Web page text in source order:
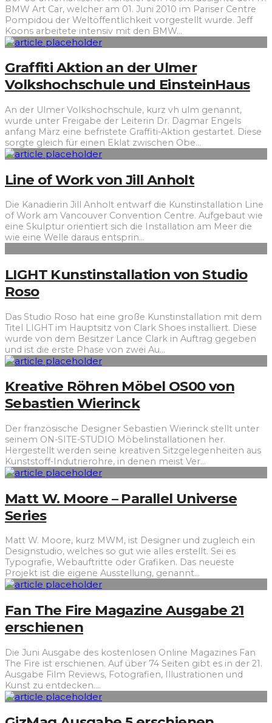
BMW Art Car, welcher am 01. Juni 2010 im Pariser Centre
Pompidou der Weltöffentlichkeit vorgestellt wurde. Jeff
Koons arbeitete intensiv mit den BMW...
Graffiti Aktion an der Ulmer
Volkshochschule und EinsteinHaus
An der Ulmer Volkshochschule, kurz vh ulm genannt,
wurde unter Freigabe der Leiterin Dr. Dagmar Engels
anfang März eine befristete Graffiti-Aktion gestartet. Diese
sorgte gleich für einen Eklat zwischen Obe...
Line of Work von Jill Anholt
Die Kanadierin Jill Anholt entwarf die Kunstinstallation Line
of Work am Vancouver Convention Centre. Aufgebaut wie
eine Skulptur orientiert sich die Installation am Meer die
wie eine Welle daraus entsprin...
LIGHT Kunstinstallation von Studio
Roso
Das Studio Roso hat eine große Kunstinstallation mit dem
Titel LIGHT im Hauptsitz von Clark Shoes installiert. Diese
wurde von dem Besitzer Lance Clark in Auftrag gegeben
und ist die erste Phase von zwei Au...
Kreative Röhren Möbel OS00 von
Sebastien Wierinck
Der französische Designer Sebastien Wierinck stellt unter
seinem ON-SITE-STUDIO Möbelinstallationen her.
Hergestellt werden seine kreativen Sitzgelegenheiten aus
Kunststoff-Indutrierohre, in denen meist Ver...
Matt W. Moore – Parallel Universe
Series
Matt W. Moore, kurz MWM, ist Designer und zugleich ein
Designstudio, welches so gut wie alles erstellt. Sei es
Typografie, Webauftritte oder Grafiken. Das neueste
Projekt ist die eigene Ausstellung, genannt...
Fan The Fire Magazine Ausgabe 21
erschienen
Die Juni Ausgabe des kostenlosen Online Magazines Fan
The Fire ist erschienen. Auf über 74 Seiten gibt es in der 21.
Ausgabe Film Reviews, Fotografien, Illustrationen und
Kunst zu entdecken....